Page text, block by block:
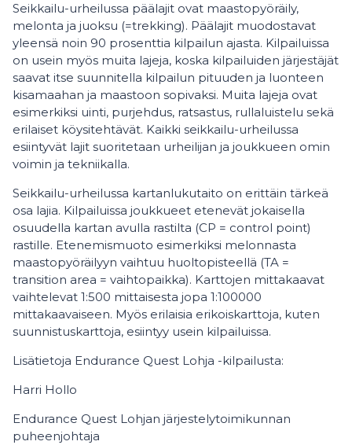
Seikkailu-urheilussa päälajit ovat maastopyöräily,
melonta ja juoksu (=trekking). Päälajit muodostavat
yleensä noin 90 prosenttia kilpailun ajasta. Kilpailuissa
on usein myös muita lajeja, koska kilpailuiden järjestäjät
saavat itse suunnitella kilpailun pituuden ja luonteen
kisamaahan ja maastoon sopivaksi. Muita lajeja ovat
esimerkiksi uinti, purjehdus, ratsastus, rullaluistelu sekä
erilaiset köysitehtävät. Kaikki seikkailu-urheilussa
esiintyvät lajit suoritetaan urheilijan ja joukkueen omin
voimin ja tekniikalla.
Seikkailu-urheilussa kartanlukutaito on erittäin tärkeä
osa lajia. Kilpailuissa joukkueet etenevät jokaisella
osuudella kartan avulla rastilta (CP = control point)
rastille. Etenemismuoto esimerkiksi melonnasta
maastopyöräilyyn vaihtuu huoltopisteellä (TA =
transition area = vaihtopaikka). Karttojen mittakaavat
vaihtelevat 1:500 mittaisesta jopa 1:100000
mittakaavaiseen. Myös erilaisia erikoiskarttoja, kuten
suunnistuskarttoja, esiintyy usein kilpailuissa.
Lisätietoja Endurance Quest Lohja -kilpailusta:
Harri Hollo
Endurance Quest Lohjan järjestelytoimikunnan
puheenjohtaja